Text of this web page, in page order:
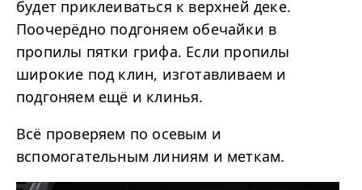
будет приклеиваться к верхней деке.
Поочерёдно подгоняем обечайки в
пропилы пятки грифа. Если пропилы
широкие под клин, изготавливаем и
подгоняем ещё и клинья.
Всё проверяем по осевым и
вспомогательным линиям и меткам.